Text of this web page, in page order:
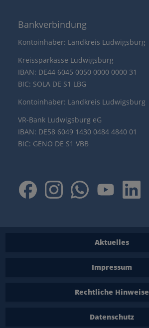
Bankverbindung
Kontoinhaber: Landkreis Ludwigsburg
Kreissparkasse Ludwigsburg
IBAN: DE44 6045 0050 0000 0000 31
BIC: SOLA DE S1 LBG
Kontoinhaber: Landkreis Ludwigsburg
VR-Bank Ludwigsburg eG
IBAN: DE58 6049 1430 0484 4840 01
BIC: GENO DE S1 VBB
Aktuelles
Impressum
Rechtliche Hinweise
Datenschutz